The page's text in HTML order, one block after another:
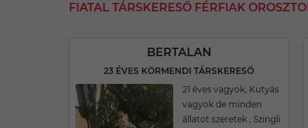
FIATAL TÁRSKERESŐ FÉRFIAK
BERTALAN
23 ÉVES KÖRMENDI TÁRSKERESŐ
21 éves vagyok, Kutyás
vagyok de minden
állatot szeretek , Szingli